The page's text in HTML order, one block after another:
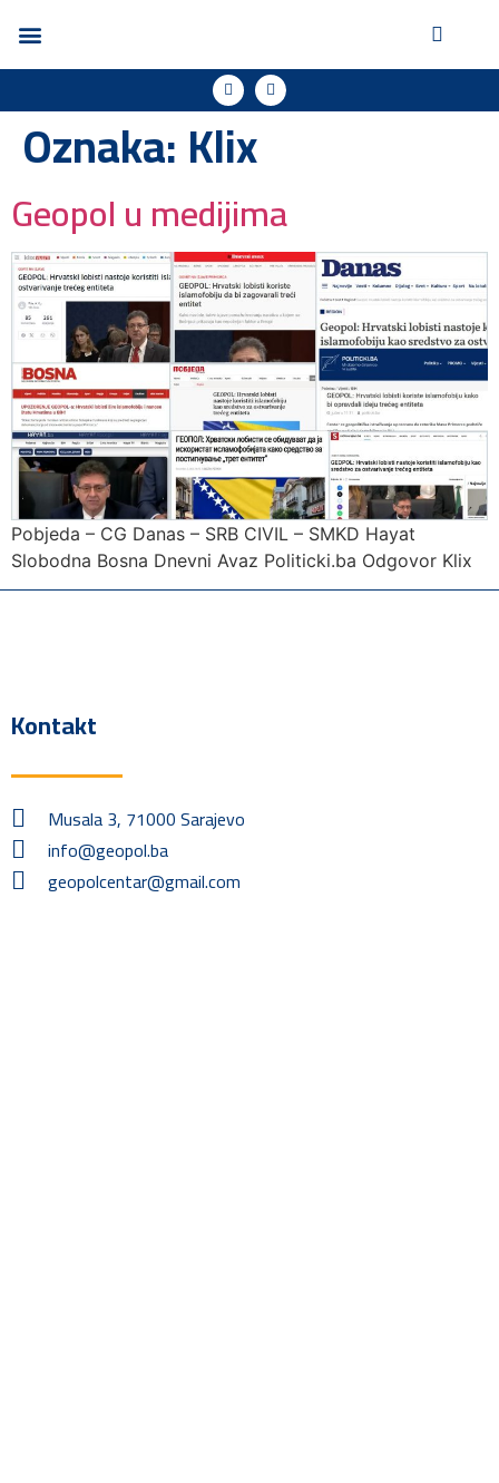
Oznaka:Klix
Geopol u medijima
Pobjeda – CG Danas – SRB CIVIL – SMKD Hayat
Slobodna Bosna Dnevni Avaz Politicki.ba Odgovor Klix
Kontakt
Musala 3, 71000 Sarajevo
info@geopol.ba
geopolcentar@gmail.com